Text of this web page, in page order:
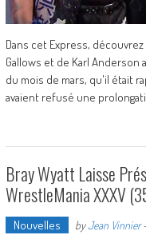
Dans cet Express,
Gallows et de Karl Anderson
du mois de mars, qu'il était
avaient refusé une
Bray Wyatt Laisse
WrestleMania XXXV
Nouvelles byJean Vinnier